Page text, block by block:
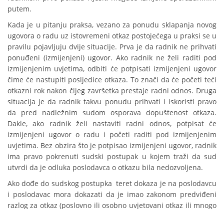
putem.
Kada je u pitanju praksa, vezano za ponudu sklapanja novog
ugovora o radu uz istovremeni otkaz postojećega u praksi se u
pravilu pojavljuju dvije situacije. Prva je da radnik ne prihvati
ponuđeni (izmijenjeni) ugovor. Ako radnik ne želi raditi pod
izmijenjenim uvjetima, odbiti će potpisati izmijenjeni ugovor
čime će nastupiti posljedice otkaza. To znači da će početi teći
otkazni rok nakon čijeg završetka prestaje radni odnos. Druga
situacija je da radnik takvu ponudu prihvati i iskoristi pravo
da pred nadležnim sudom osporava dopuštenost otkaza.
Dakle, ako radnik želi nastaviti radni odnos, potpisat će
izmijenjeni ugovor o radu i početi raditi pod izmijenjenim
uvjetima. Bez obzira što je potpisao izmijenjeni ugovor, radnik
ima pravo pokrenuti sudski postupak u kojem traži da sud
utvrdi da je odluka poslodavca o otkazu bila nedozvoljena.
Ako dođe do sudskog postupka teret dokaza je na poslodavcu
i poslodavac mora dokazati da je imao zakonom predviđeni
razlog za otkaz (poslovno ili osobno uvjetovani otkaz ili mnogo